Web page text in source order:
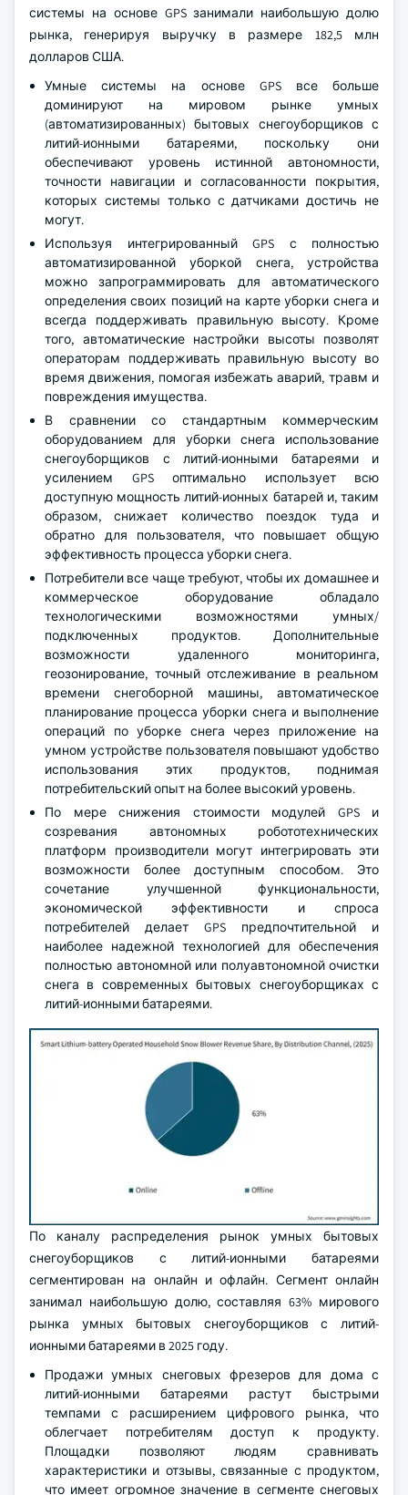
системы на основе GPS занимали наибольшую долю
рынка, генерируя выручку в размере 182,5 млн
долларов США.
Умные системы на основе GPS все больше
доминируют на мировом рынке умных
(автоматизированных) бытовых снегоуборщиков с
литий-ионными батареями, поскольку они
обеспечивают уровень истинной автономности,
точности навигации и согласованности покрытия,
которых системы только с датчиками достичь не
могут.
Используя интегрированный GPS с полностью
автоматизированной уборкой снега, устройства
можно запрограммировать для автоматического
определения своих позиций на карте уборки снега и
всегда поддерживать правильную высоту. Кроме
того, автоматические настройки высоты позволят
операторам поддерживать правильную высоту во
время движения, помогая избежать аварий, травм и
повреждения имущества.
В сравнении со стандартным коммерческим
оборудованием для уборки снега использование
снегоуборщиков с литий-ионными батареями и
усилением GPS оптимально использует всю
доступную мощность литий-ионных батарей и, таким
образом, снижает количество поездок туда и
обратно для пользователя, что повышает общую
эффективность процесса уборки снега.
Потребители все чаще требуют, чтобы их домашнее и
коммерческое оборудование обладало
технологическими возможностями умных/
подключенных продуктов. Дополнительные
возможности удаленного мониторинга,
геозонирование, точный отслеживание в реальном
времени снегоборной машины, автоматическое
планирование процесса уборки снега и выполнение
операций по уборке снега через приложение на
умном устройстве пользователя повышают удобство
использования этих продуктов, поднимая
потребительский опыт на более высокий уровень.
По мере снижения стоимости модулей GPS и
созревания автономных робототехнических
платформ производители могут интегрировать эти
возможности более доступным способом. Это
сочетание улучшенной функциональности,
экономической эффективности и спроса
потребителей делает GPS предпочтительной и
наиболее надежной технологией для обеспечения
полностью автономной или полуавтономной очистки
снега в современных бытовых снегоуборщиках с
литий-ионными батареями.
По каналу распределения рынок умных бытовых
снегоуборщиков с литий-ионными батареями
сегментирован на онлайн и офлайн. Сегмент онлайн
занимал наибольшую долю, составляя 63% мирового
рынка умных бытовых снегоуборщиков с литий-
ионными батареями в 2025 году.
Продажи умных снеговых фрезеров для дома с
литий-ионными батареями растут быстрыми
темпами с расширением цифрового рынка, что
облегчает потребителям доступ к продукту.
Площадки позволяют людям сравнивать
характеристики и отзывы, связанные с продуктом,
что имеет огромное значение в сегменте снеговых